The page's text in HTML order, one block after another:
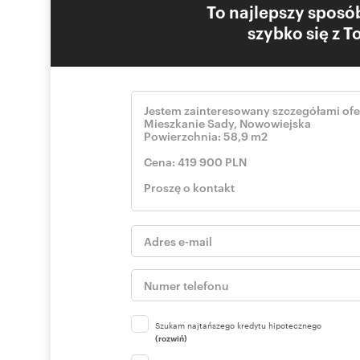
To najlepszy
szybko się z
Szukam najtańszego kredytu hipotecznego
(rozwiń)